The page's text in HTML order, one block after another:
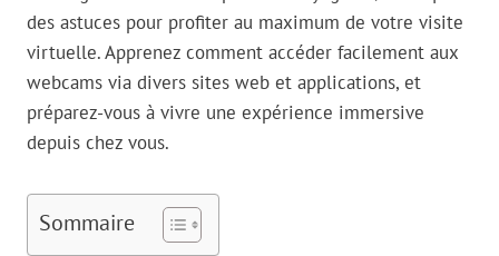
des astuces pour profiter au maximum de votre visite
virtuelle. Apprenez comment accéder facilement aux
webcams via divers sites web et applications, et
préparez-vous à vivre une expérience immersive
depuis chez vous.
Sommaire